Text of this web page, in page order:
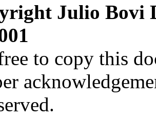
Julio Bovi
to copy this